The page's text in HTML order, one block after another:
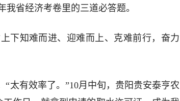
省经济考卷里的三道必答题。
下知难而进、迎难而上、克难前行，奋力
“太有效率了。”10月中旬，贵阳贵安泰亨农